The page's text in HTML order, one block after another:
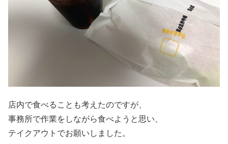
店内で食べることも考えたのですが、
事務所で作業をしながら食べようと思い、
テイクアウトでお願いしました。